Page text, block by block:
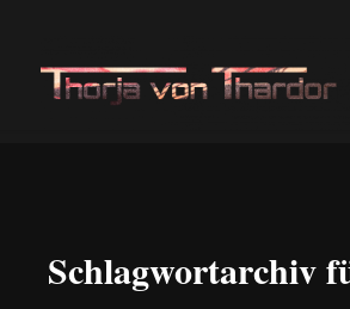
Schlagwortarchiv